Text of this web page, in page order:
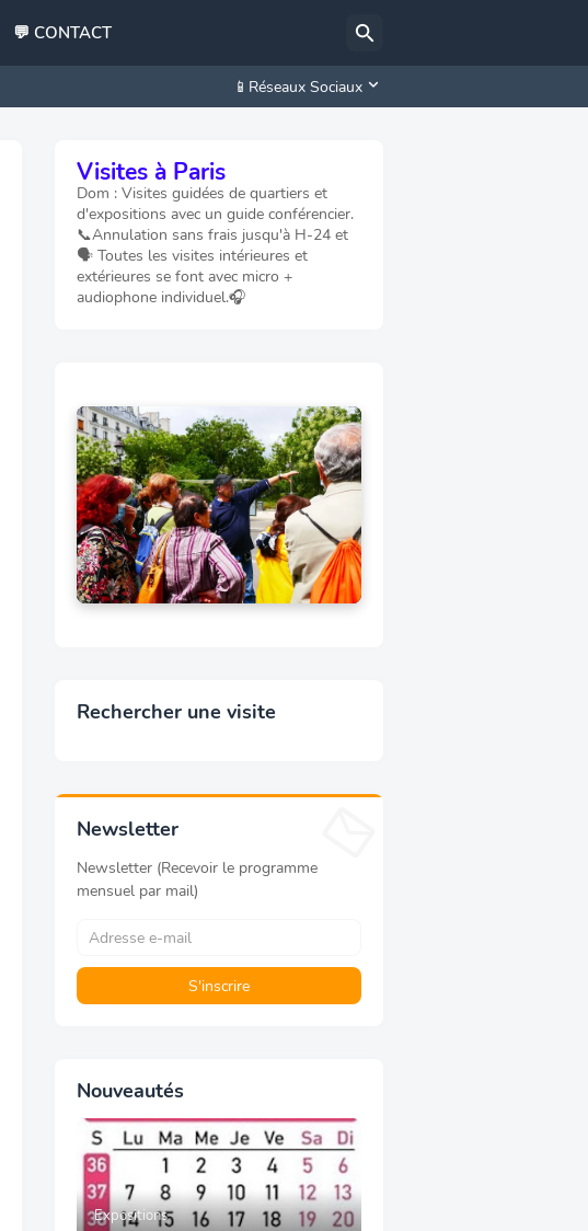
💬 CONTACT
📱Réseaux Sociaux
Visites à Paris
Dom : Visites guidées de quartiers et
d'expositions avec un guide conférencier.
📞Annulation sans frais jusqu'à H-24 et
🗣️ Toutes les visites intérieures et
extérieures se font avec micro +
audiophone individuel.🎧
Rechercher une visite
Newsletter
Newsletter (Recevoir le programme
mensuel par mail)
Nouveautés
Expositions